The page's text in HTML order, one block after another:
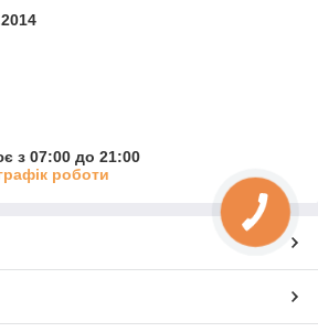
з 07:00 до 21:00
роботи